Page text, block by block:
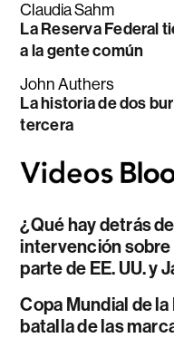
Claudia Sahm
La Reserva Federal
a la gente común
John Authers
La historia de dos
tercera
¿Qué hay detrás
intervención sobre
parte de EE. UU. y
Copa Mundial de la
batalla de las